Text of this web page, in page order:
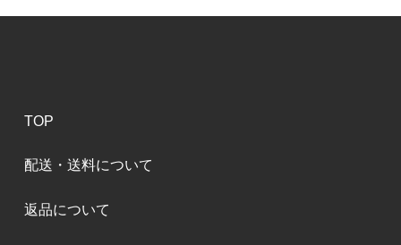
TOP
配送・送料について
返品について